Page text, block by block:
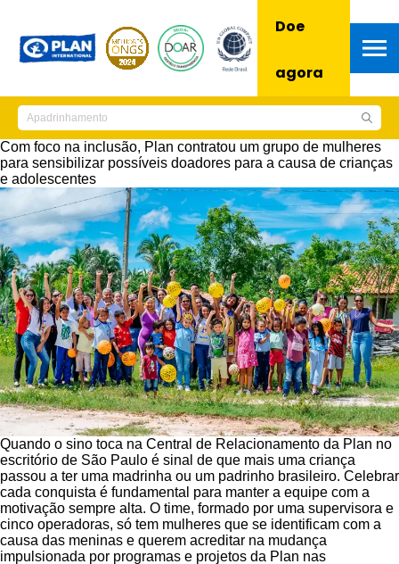
Doe
agora
Com foco na inclusão, Plan contratou um grupo de mulheres
para sensibilizar possíveis doadores para a causa de crianças
e adolescentes
Quando o sino toca na Central de Relacionamento da Plan no
escritório de São Paulo é sinal de que mais uma criança
passou a ter uma madrinha ou um padrinho brasileiro. Celebrar
cada conquista é fundamental para manter a equipe com a
motivação sempre alta. O time, formado por uma supervisora e
cinco operadoras, só tem mulheres que se identificam com a
causa das meninas e querem acreditar na mudança
impulsionada por programas e projetos da Plan nas